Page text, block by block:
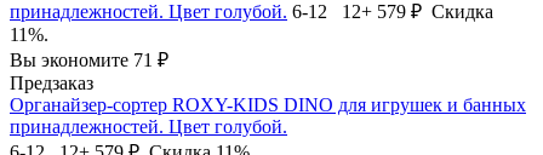
принадлежностей. Цвет голубой. 6-12 12+ 579 ₽ Скидка
11%.
Вы экономите 71 ₽
Предзаказ
Органайзер-сортер ROXY-KIDS DINO для игрушек и банных
принадлежностей. Цвет голубой.